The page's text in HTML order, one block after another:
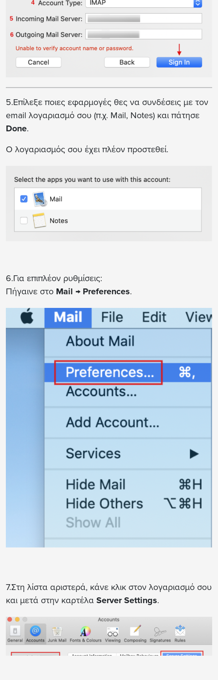
5.Επίλεξε ποιες εφαρμογές θες να συνδέσεις με τον
email λογαριασμό σου (π.χ. Mail, Notes) και πάτησε
Done.
Ο λογαριασμός σου έχει πλέον προστεθεί.
6.Για επιπλέον ρυθμίσεις:
Πήγαινε στο Mail → Preferences.
7.Στη λίστα αριστερά, κάνε κλικ στον λογαριασμό σου
και μετά στην καρτέλα Server Settings.